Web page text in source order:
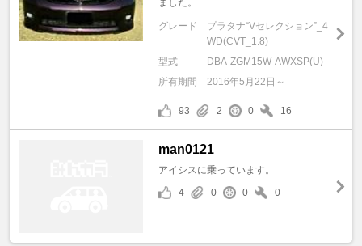
ました。
グレード
プラタナ“Vセレクション”_4
WD(CVT_1.8)
型式
DBA-ZGM15W-AWXSP(U)
所有期間
2016年5月22日～
93 2 0 16
man0121
アイシスに乗っています。
4
0 0 0